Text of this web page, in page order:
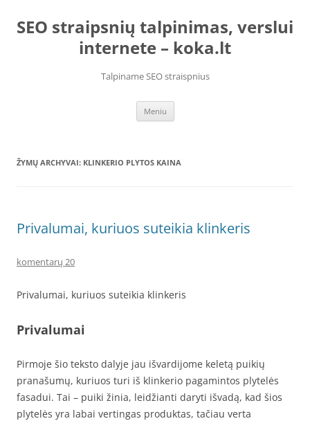
turinio
SEO straipsnių talpinimas, verslui
internete – koka.lt
Talpiname SEO straispnius
Meniu
ŽYMŲ ARCHYVAI: KLINKERIO PLYTOS KAINA
Privalumai, kuriuos suteikia klinkeris
komentarų 20
Privalumai, kuriuos suteikia klinkeris
Privalumai
Pirmoje šio teksto dalyje jau išvardijome keletą puikių
pranašumų, kuriuos turi iš klinkerio pagamintos plytelės
fasadui. Tai – puiki žinia, leidžianti daryti išvadą, kad šios
plytelės yra labai vertingas produktas, tačiau verta